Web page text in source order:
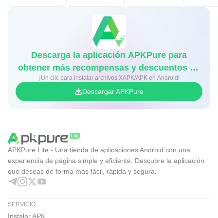
Descarga la aplicación APKPure para
obtener más recompensas y descuentos en
juegos
¡Un clic para instalar archivos XAPK/APK en Android!
Descargar APKPure
APKPure Lite - Una tienda de aplicaciones Android con una
experiencia de página simple y eficiente. Descubre la aplicación
que deseas de forma más fácil, rápida y segura.
SERVICIO
Instalar APK